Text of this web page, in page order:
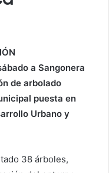
a Sangonera
de arbolado
puesta en
Urbano y
38 árboles,